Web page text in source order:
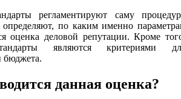
регламентируют саму
по каким именно
оценка деловой репутации. Кроме
являются критериями
бюджета.
данная оценка?